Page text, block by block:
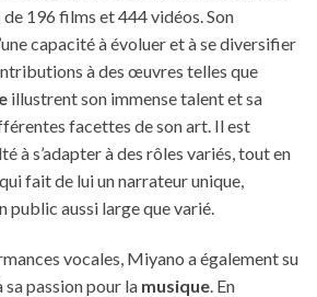
196 films et 444 vidéos. Son
capacité à évoluer et à se diversifier
à des œuvres telles que
illustrent son immense talent et sa
facettes de son art. Il est
à s’adapter à des rôles variés, tout en
fait de lui un narrateur unique,
public aussi large que varié.
vocales, Miyano a également su
sa passion pour la musique . En